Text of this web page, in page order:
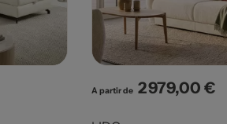
A partir de Prix
2 979,00 €